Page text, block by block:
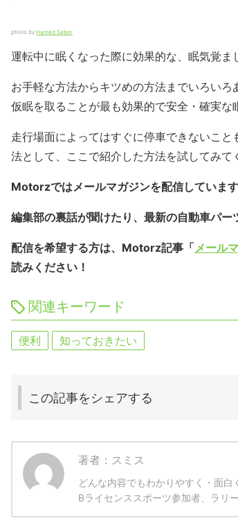
photo by Hamed Saber
運転中に眠くなった際に効果的な、眠気覚ま
お手軽な方法からキツめの方法までいろいろ
仮眠を取ることが最も効果的で安全・確実な
走行場面によってはすぐに停車できないこ
法として、ここで紹介した方法を試してみて
Motorzではメールマガジンを配信しています
編集部の裏話が聞けたり、最新の自動車パー
配信を希望する方は、Motorz記事「メール
読みください！
関連キーワード
便利 知っておきたい
この記事をシェアする
著者：スミス
どんな内容でもわかりやすく・面白
Bライセンススポーツ参加者、ラリ